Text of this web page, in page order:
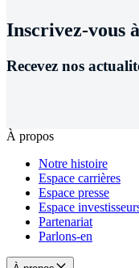
Inscrivez-vous
Recevez nos
À propos
Notre histoire
Espace carrières
Espace presse
Espace
Partenariat
Parlons-en